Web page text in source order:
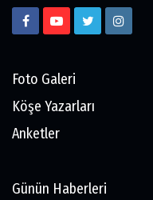
Foto Galeri
Köşe Yazarları
Anketler
Günün Haberleri